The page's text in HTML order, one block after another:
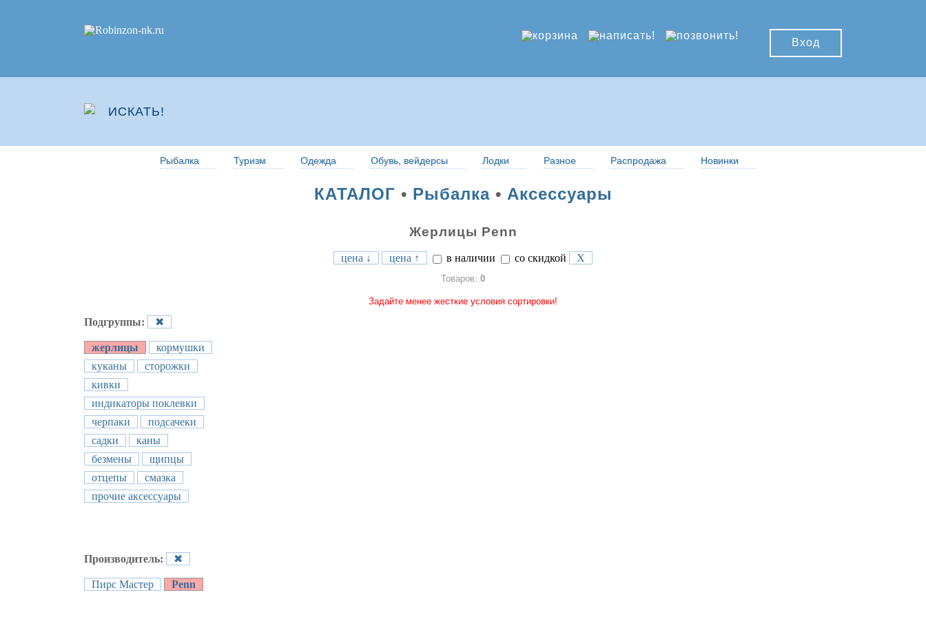
Вход
Рыбалка Туризм Одежда Обувь, вейдерсы Лодки Разное Распродажа Новинки
КАТАЛОГ • Рыбалка• Аксессуары
Жерлицы Penn
цена ↓ цена ↑ в наличии со скидкой X
Товаров: 0
Задайте менее жесткие условия сортировки!
Подгруппы: ✖
жерлицы
кормушки
куканы
сторожки
кивки
индикаторы поклевки
черпаки
подсачеки
садки
каны
безмены
щипцы
отцепы
смазка
прочие аксессуары
Производитель: ✖
Пирс Мастер Penn